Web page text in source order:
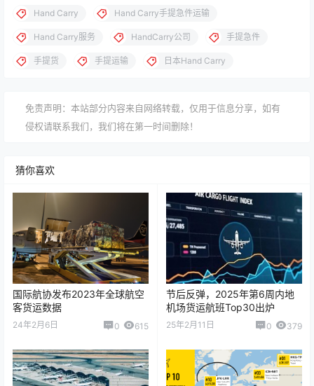
Hand Carry Hand Carry手提急件运输
Hand Carry服务 HandCarry公司 手提急件
手提货 手提运输 日本Hand Carry
免责声明：本站部分内容来自网络转载，仅用于信息分享，如有
侵权请联系我们，我们将在第一时间删除！
猜你喜欢
国际航协发布2023年全球航空
客货运数据
24年2月6日 0 615
节后反弹，2025年第6周内地
机场货运航班Top30出炉
25年2月11日 0 379